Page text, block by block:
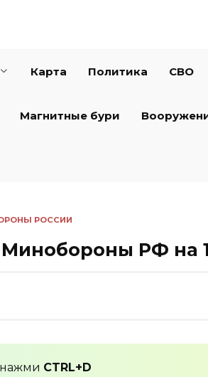
Карта Политика СВО
Магнитные бури
РОССИИ
РФ на
нажми CTRL+D